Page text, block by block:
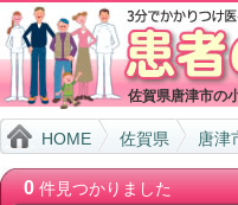
佐賀県唐津市の
HOME 佐賀県 唐津
0件見つかりました